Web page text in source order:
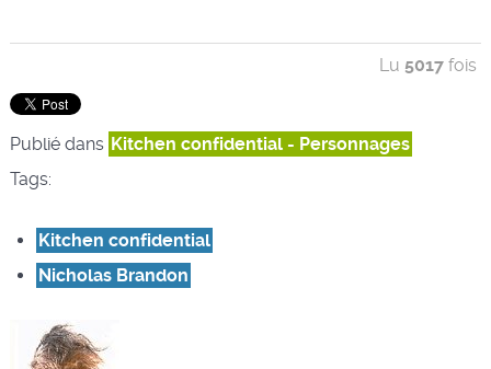
Lu 5017 fois
Publié dans Kitchen confidential - Personnages
Tags:
Kitchen confidential
Nicholas Brandon